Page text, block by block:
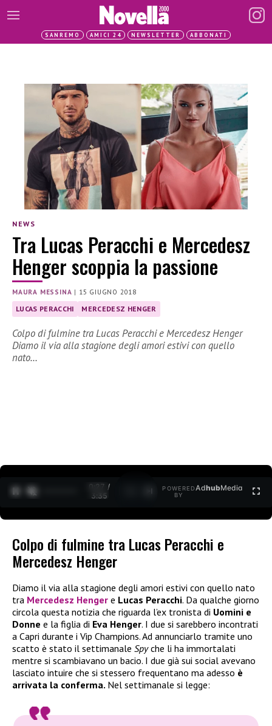
SANREMO AMICI 24 NEWSLETTER ABBONATI
NEWS
Tra Lucas Peracchi e Mercedesz
Henger scoppia la passione
MAURA MESSINA | 15 GIUGNO 2018
LUCAS PERACCHI MERCEDESZ HENGER
Colpo di fulmine tra Lucas Peracchi e Mercedesz Henger
Diamo il via alla stagione degli amori estivi con quello
nato…
0:27 /
3:35
POWERED
BY
AdhubMedia
Colpo di fulmine tra Lucas Peracchi e
Mercedesz Henger
Diamo il via alla stagione degli amori estivi con quello nato
tra Mercedesz Henger e Lucas Peracchi. Da qualche giorno
circola questa notizia che riguarda l’ex tronista di Uomini e
Donne e la figlia di Eva Henger. I due si sarebbero incontrati
a Capri durante i Vip Champions. Ad annunciarlo tramite uno
scatto è stato il settimanale Spyche li ha immortalati
mentre si scambiavano un bacio. I due già sui social avevano
lasciato intuire che si stessero frequentano ma adesso è
arrivata la conferma. Nel settimanale si legge: